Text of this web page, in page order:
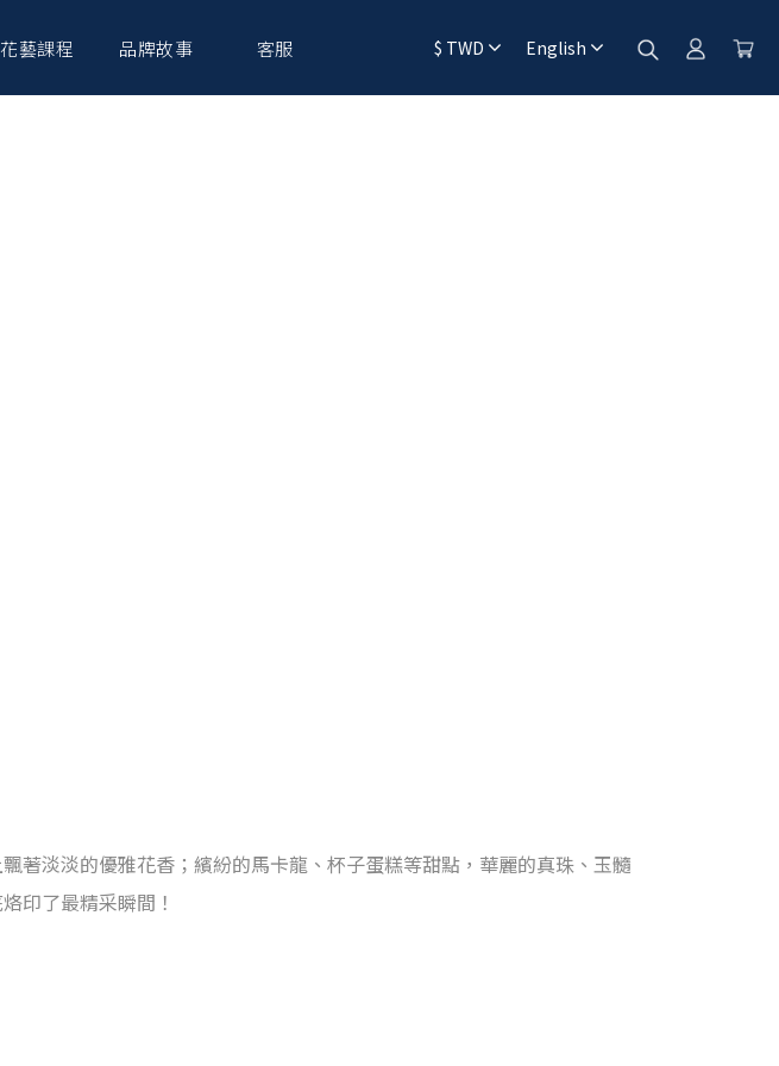
花藝課程 品牌故事 客服 $ TWD English
著淡淡的優雅花香；繽紛的馬卡龍、杯子蛋糕等甜點，華麗的真珠、玉髓
印了最精采瞬間！